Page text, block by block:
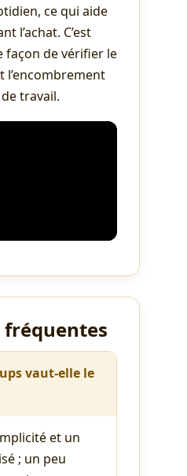
ce qui aide
l’achat. C’est
façon de vérifier le
l’encombrement
travail.
vaut-elle le
et un
; un peu